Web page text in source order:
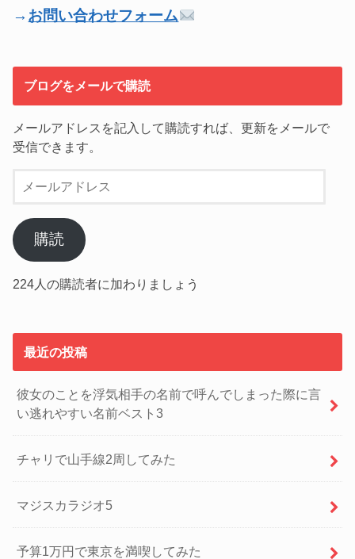
→ お問い合わせフォーム
ブログをメールで購読
メールアドレスを記入して購読すれば、更新をメールで
受信できます。
ア
ド
ス
購読
224人の購読者に加わりましょう
最近の投稿
彼女のことを浮気相手の名前で呼んでしまった際に言
い逃れやすい名前ベスト3
チャリで山手線2周してみた
マジスカラジオ5
予算1万円で東京を満喫してみた